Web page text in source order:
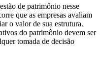
de patrimônio nesse
que as empresas avaliam
o valor de sua estrutura.
do patrimônio devem ser
tomada de decisão